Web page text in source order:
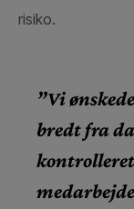
risiko.
”Vi
bredt fra